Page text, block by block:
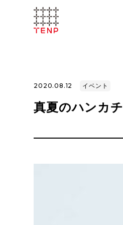
2020.08.12 イベント
真夏のハンカ